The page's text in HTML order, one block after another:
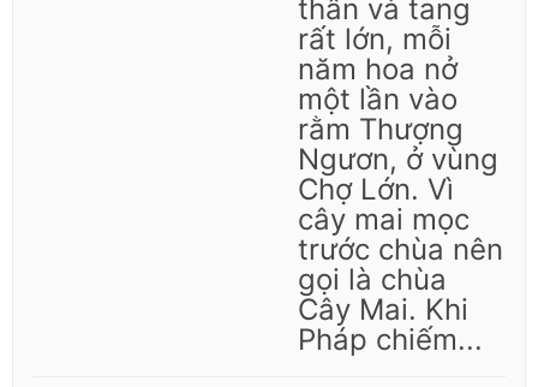
thân và tang
rất lớn, mỗi
năm hoa nở
một lần vào
rằm Thượng
Ngươn, ở vùng
Chợ Lớn. Vì
cây mai mọc
trước chùa nên
gọi là chùa
Cây Mai. Khi
Pháp chiếm...